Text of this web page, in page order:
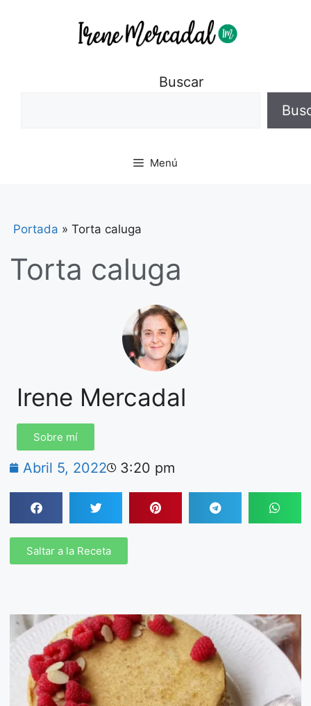
Buscar
Menú
Portada » Torta caluga
Torta caluga
Irene Mercadal
Sobre mí
Abril 5, 2022 3:20 pm
Saltar a la Receta